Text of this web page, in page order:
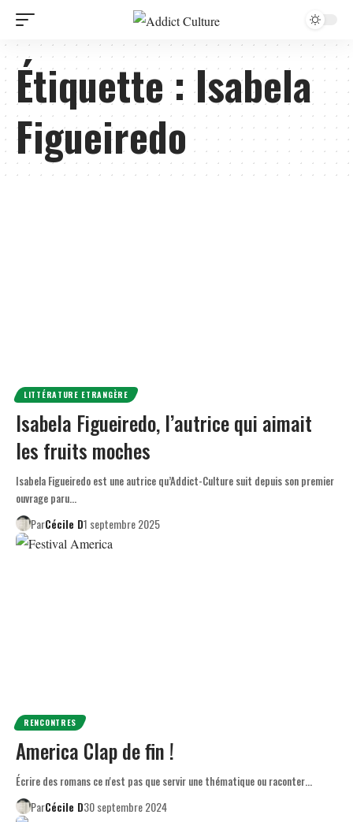
Étiquette :Isabela
Figueiredo
LITTÉRATURE ETRANGÈRE
Isabela Figueiredo, l’autrice qui aimait
les fruits moches
Isabela Figueiredo est une autrice qu’Addict-Culture suit depuis son premier
ouvrage paru…
ParCécile D1 septembre 2025
RENCONTRES
America Clap de fin !
Écrire des romans ce n'est pas que servir une thématique ou raconter…
ParCécile D30 septembre 2024